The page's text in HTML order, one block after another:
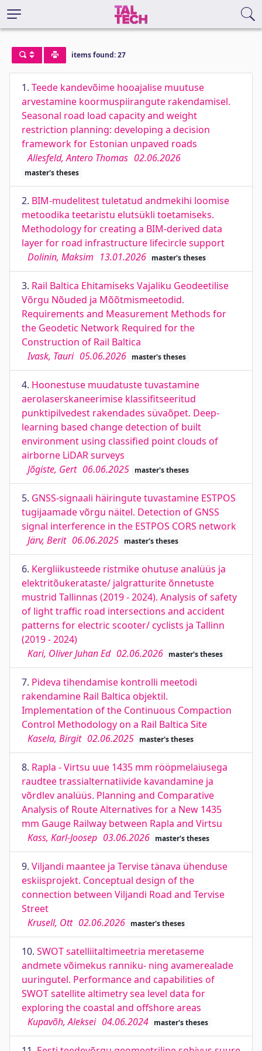
items found: 27
1. Teede kandevõime hooajalise muutuse
arvestamine koormuspiirangute rakendamisel.
Seasonal road load capacity and weight
restriction planning: developing a decision
framework for Estonian unpaved roads
Allesfeld, Antero Thomas 02.06.2026
master's theses
2. BIM-mudelitest tuletatud andmekihi loomise
metoodika teetaristu elutsükli toetamiseks.
Methodology for creating a BIM-derived data
layer for road infrastructure lifecircle support
Dolinin, Maksim 13.01.2026 master's theses
3. Rail Baltica Ehitamiseks Vajaliku Geodeetilise
Võrgu Nõuded ja Mõõtmismeetodid.
Requirements and Measurement Methods for
the Geodetic Network Required for the
Construction of Rail Baltica
Ivask, Tauri 05.06.2026 master's theses
4. Hoonestuse muudatuste tuvastamine
aerolaserskaneerimise klassifitseeritud
punktipilvedest rakendades süvaõpet. Deep-
learning based change detection of built
environment using classified point clouds of
airborne LiDAR surveys
Jõgiste, Gert 06.06.2025 master's theses
5. GNSS-signaali häiringute tuvastamine ESTPOS
tugijaamade võrgu näitel. Detection of GNSS
signal interference in the ESTPOS CORS network
Järv, Berit 06.06.2025 master's theses
6. Kergliikusteede ristmike ohutuse analüüs ja
elektritõukerataste/ jalgratturite õnnetuste
mustrid Tallinnas (2019 - 2024). Analysis of safety
of light traffic road intersections and accident
patterns for electric scooter/ cyclists ja Tallinn
(2019 - 2024)
Kari, Oliver Juhan Ed 02.06.2026 master's theses
7. Pideva tihendamise kontrolli meetodi
rakendamine Rail Baltica objektil.
Implementation of the Continuous Compaction
Control Methodology on a Rail Baltica Site
Kasela, Birgit 02.06.2025 master's theses
8. Rapla - Virtsu uue 1435 mm rööpmelaiusega
raudtee trassialternatiivide kavandamine ja
võrdlev analüüs. Planning and Comparative
Analysis of Route Alternatives for a New 1435
mm Gauge Railway between Rapla and Virtsu
Kass, Karl-Joosep 03.06.2026 master's theses
9. Viljandi maantee ja Tervise tänava ühenduse
eskiisprojekt. Conceptual design of the
connection between Viljandi Road and Tervise
Street
Krusell, Ott 02.06.2026 master's theses
10. SWOT satelliitaltimeetria meretaseme
andmete võimekus ranniku- ning avamerealade
uuringutel. Performance and capabilities of
SWOT satellite altimetry sea level data for
exploring the coastal and offshore areas
Kupavõh, Aleksei 04.06.2024 master's theses